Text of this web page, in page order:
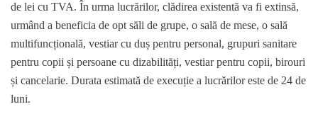
de lei cu TVA. În urma lucrărilor, clădirea existentă va fi extinsă,
urmând a beneficia de opt săli de grupe, o sală de mese, o sală
multifuncțională, vestiar cu duș pentru personal, grupuri sanitare
pentru copii și persoane cu dizabilități, vestiar pentru copii, birouri
și cancelarie. Durata estimată de execuție a lucrărilor este de 24 de
luni.